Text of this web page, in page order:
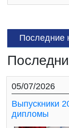
Последние
05/07/2026
Выпускники
дипломы